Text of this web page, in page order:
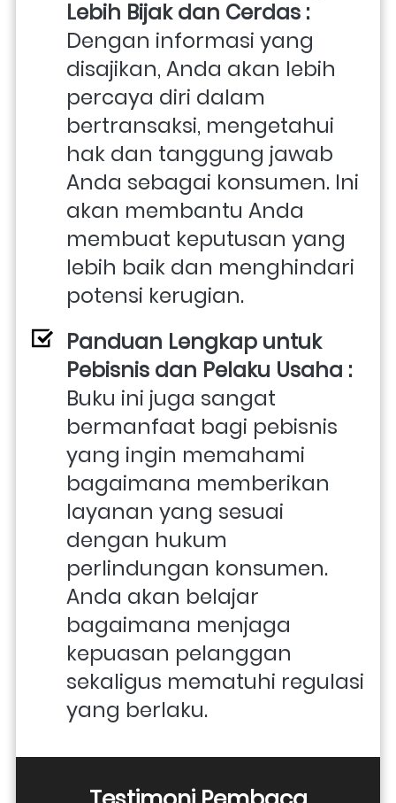
Dengan informasi yang
disajikan, Anda akan lebih
percaya diri dalam
bertransaksi, mengetahui
hak dan tanggung jawab
Anda sebagai konsumen. Ini
akan membantu Anda
membuat keputusan yang
lebih baik dan menghindari
potensi kerugian.
Panduan Lengkap untuk
Buku ini juga sangat
bermanfaat bagi pebisnis
yang ingin memahami
bagaimana memberikan
layanan yang sesuai
dengan hukum
perlindungan konsumen.
Anda akan belajar
bagaimana menjaga
kepuasan pelanggan
sekaligus mematuhi regulasi
yang berlaku.